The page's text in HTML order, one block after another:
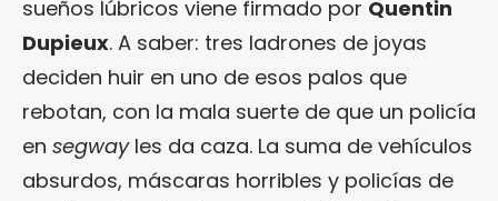
sueños lúbricos viene firmado por Quentin
Dupieux. A saber: tres ladrones de joyas
deciden huir en uno de esos palos que
rebotan, con la mala suerte de que un policía
en segwayles da caza. La suma de vehículos
absurdos, máscaras horribles y policías de